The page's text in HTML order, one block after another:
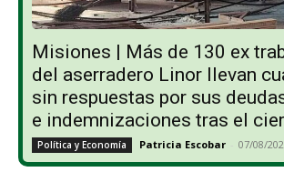
Misiones | Más de 130 ex
del aserradero Linor llevan
sin respuestas por sus
e indemnizaciones tras el
Política y Economía Patricia Escobar - 07/08/